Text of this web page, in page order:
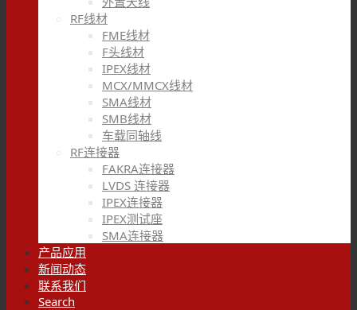
RF线材
FME线材
F头线材
IPEX线材
MCX/MMCX线材
SMA线材
SMB线材
车载同轴线
RF连接器
FAKRA连接器
LVDS 连接器
IPEX连接器
IPEX测试座
SMA连接器
产品应用
新闻动态
联系我们
Search